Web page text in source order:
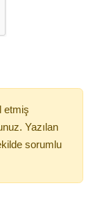
etmiş
Yazılan
sorumlu